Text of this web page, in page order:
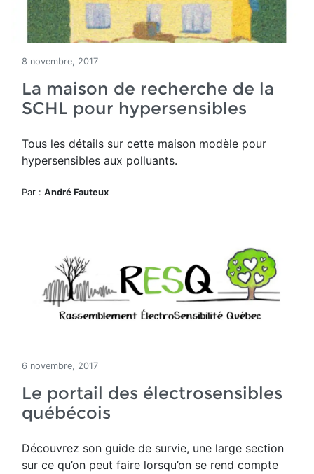
8 novembre, 2017
La maison de recherche de la
SCHL pour hypersensibles
Tous les détails sur cette maison modèle pour
hypersensibles aux polluants.
Par : André Fauteux
6 novembre, 2017
Le portail des électrosensibles
québécois
Découvrez son guide de survie, une large section
sur ce qu’on peut faire lorsqu’on se rend compte